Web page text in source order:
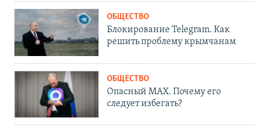
ОБЩЕСТВО
Блокирование Telegram. Как
решить проблему крымчанам
ОБЩЕСТВО
Опасный MAX. Почему его
следует избегать?